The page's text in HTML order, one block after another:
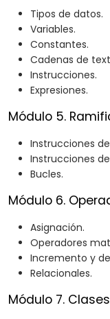
Tipos de datos.
Variables.
Constantes.
Cadenas de
Instrucciones.
Expresiones.
Módulo 5.
Instrucciones
Instrucciones
Bucles.
Módulo 6.
Asignación.
Operadores
Incremento y
Relacionales.
Módulo 7.